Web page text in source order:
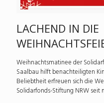
LACHEND IN DIE
Weihnachtsmatinee der
Saalbau hilft benachteiligten
Beliebtheit erfreuen sich die
Solidarfonds-Stiftung NRW seit